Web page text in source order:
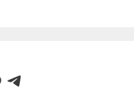
Telegram